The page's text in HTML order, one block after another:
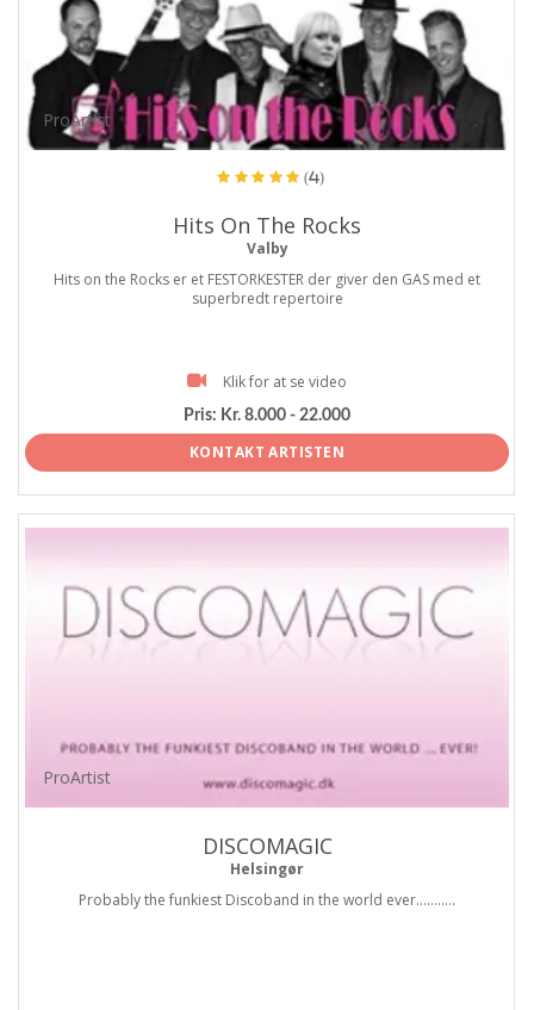
ProArtist
(4)
Hits On The Rocks
Valby
Hits on the Rocks er et FESTORKESTER der giver den GAS med et
superbredt repertoire
Klik for at se video
Pris: Kr. 8.000 - 22.000
KONTAKT ARTISTEN
ProArtist
DISCOMAGIC
Helsingør
Probably the funkiest Discoband in the world ever...........